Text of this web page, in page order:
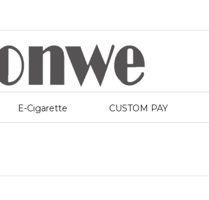
E-Cigarette CUSTOM PAY